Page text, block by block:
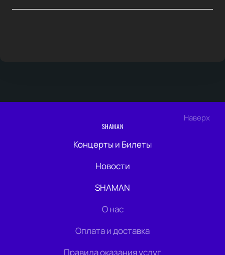
Наверх
SHAMAN
Концерты и Билеты
Новости
SHAMAN
О нас
Оплата и доставка
Правила оказания услуг